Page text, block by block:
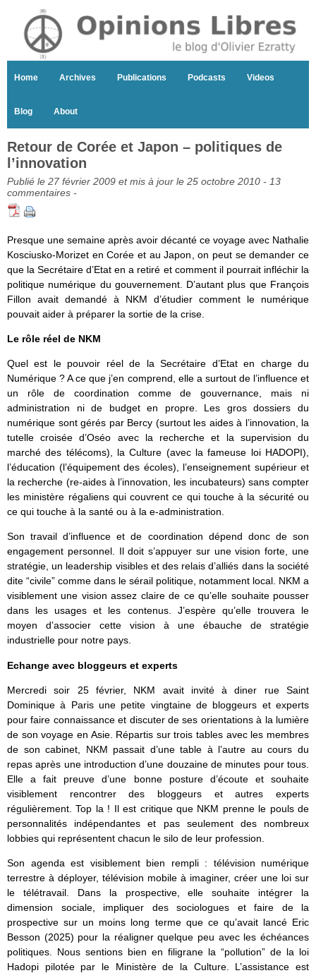
Home Archives Publications Podcasts Videos
Blog About
Retour de Corée et Japon – politiques de
l’innovation
Publié le 27 février 2009 et mis à jour le 25 octobre 2010 - 13
commentaires -
Presque une semaine après avoir décanté ce voyage avec Nathalie
Kosciusko-Morizet en Corée et au Japon, on peut se demander ce
que la Secrétaire d’Etat en a retiré et comment il pourrait infléchir la
politique numérique du gouvernement. D’autant plus que François
Fillon avait demandé à NKM d’étudier comment le numérique
pouvait aider à préparer la sortie de la crise.
Le rôle réel de NKM
Quel est le pouvoir réel de la Secrétaire d’Etat en charge du
Numérique ? A ce que j’en comprend, elle a surtout de l’influence et
un rôle de coordination comme de gouvernance, mais ni
administration ni de budget en propre. Les gros dossiers du
numérique sont gérés par Bercy (surtout les aides à l’innovation, la
tutelle croisée d’Oséo avec la recherche et la supervision du
marché des télécoms), la Culture (avec la fameuse loi HADOPI),
l’éducation (l’équipement des écoles), l’enseignement supérieur et
la recherche (re-aides à l’innovation, les incubateurs) sans compter
les ministère régaliens qui couvrent ce qui touche à la sécurité ou
ce qui touche à la santé ou à la e-administration.
Son travail d’influence et de coordination dépend donc de son
engagement personnel. Il doit s’appuyer sur une vision forte, une
stratégie, un leadership visibles et des relais d’alliés dans la société
dite “civile” comme dans le sérail politique, notamment local. NKM a
visiblement une vision assez claire de ce qu’elle souhaite pousser
dans les usages et les contenus. J’espère qu’elle trouvera le
moyen d’associer cette vision à une ébauche de stratégie
industrielle pour notre pays.
Echange avec bloggeurs et experts
Mercredi soir 25 février, NKM avait invité à diner rue Saint
Dominique à Paris une petite vingtaine de bloggeurs et experts
pour faire connaissance et discuter de ses orientations à la lumière
de son voyage en Asie. Répartis sur trois tables avec les membres
de son cabinet, NKM passait d’une table à l’autre au cours du
repas après une introduction d’une douzaine de minutes pour tous.
Elle a fait preuve d’une bonne posture d’écoute et souhaite
visiblement rencontrer des bloggeurs et autres experts
régulièrement. Top la ! Il est critique que NKM prenne le pouls de
personnalités indépendantes et pas seulement des nombreux
lobbies qui représentent chacun le silo de leur profession.
Son agenda est visiblement bien rempli : télévision numérique
terrestre à déployer, télévision mobile à imaginer, créer une loi sur
le télétravail. Dans la prospective, elle souhaite intégrer la
dimension sociale, impliquer des sociologues et faire de la
prospective sur un moins long terme que ce qu’avait lancé Eric
Besson (2025) pour la réaligner quelque peu avec les échéances
politiques. Nous sentions bien en filigrane la “pollution” de la loi
Hadopi pilotée par le Ministère de la Culture. L’assistance est